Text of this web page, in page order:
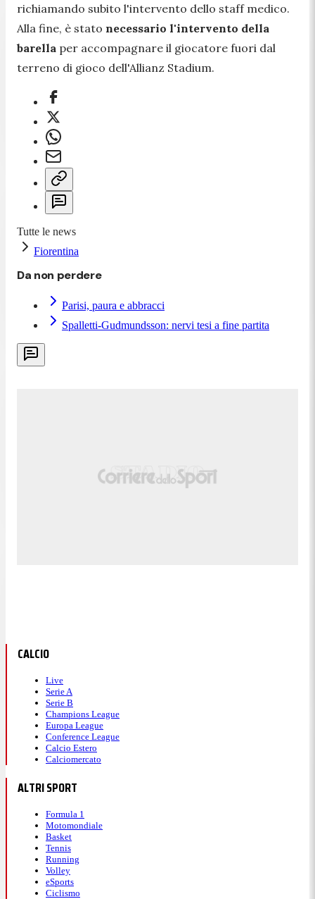
richiamando subito l'intervento dello staff medico.
Alla fine, è stato necessario l'intervento della
barella per accompagnare il giocatore fuori dal
terreno di gioco dell'Allianz Stadium.
Tutte le news
Fiorentina
Da non perdere
Parisi, paura e abbracci
Spalletti-Gudmundsson: nervi tesi a fine partita
CALCIO
Live
Serie A
Serie B
Champions League
Europa League
Conference League
Calcio Estero
Calciomercato
ALTRI SPORT
Formula 1
Motomondiale
Basket
Tennis
Running
Volley
eSports
Ciclismo